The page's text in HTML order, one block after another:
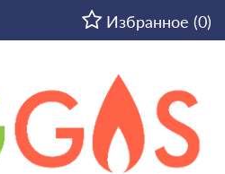
Избранное (0)